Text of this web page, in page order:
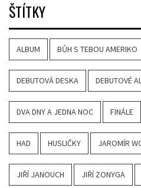
ŠTÍTKY
ALBUM BŮH S TEBOU AMERIKO
DEBUTOVÁ DESKA DEBUTOVÉ
DVA DNY A JEDNA NOC FINÁLE
HAD HUSLIČKY JAROMÍR
JIŘÍ JANOUCH JIŘÍ ZONYGA